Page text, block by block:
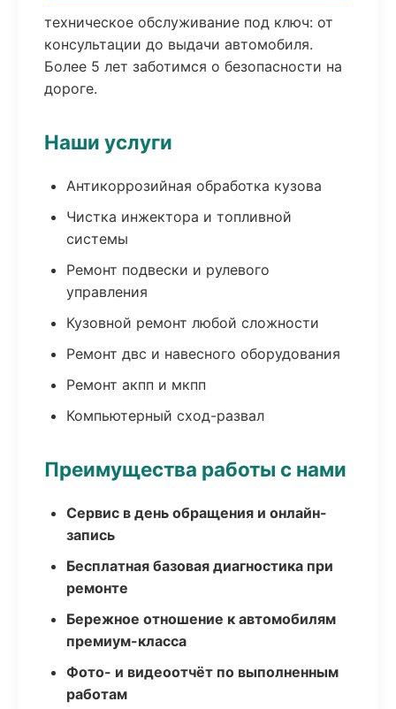
техническое обслуживание под ключ: от
консультации до выдачи автомобиля.
Более 5 лет заботимся о безопасности на
дороге.
Наши услуги
Антикоррозийная обработка кузова
Чистка инжектора и топливной
системы
Ремонт подвески и рулевого
управления
Кузовной ремонт любой сложности
Ремонт двс и навесного оборудования
Ремонт акпп и мкпп
Компьютерный сход-развал
Преимущества работы с нами
Сервис в день обращения и онлайн-
запись
Бесплатная базовая диагностика при
ремонте
Бережное отношение к автомобилям
премиум-класса
Фото- и видеоотчёт по выполненным
работам